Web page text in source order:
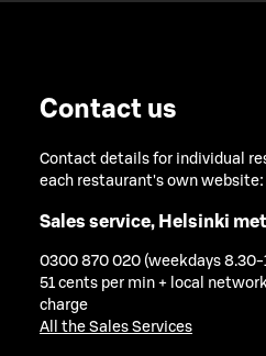
Contact us
Contact details for individual
each restaurant's own website:
Sales service, Helsinki
0300 870 020 (weekdays 8.30-
51 cents per min + local
charge
All the Sales Services